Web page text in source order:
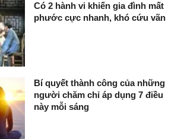
Có 2 hành vi khiến gia đình mất
phước cực nhanh, khó cứu vãn
Bí quyết thành công của những
người chăm chỉ áp dụng 7 điều
này mỗi sáng